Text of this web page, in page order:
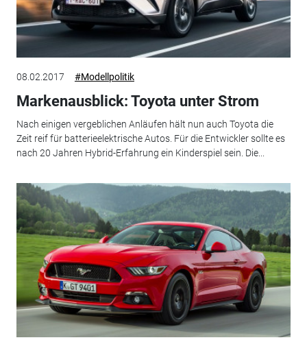
08.02.2017 #Modellpolitik
Markenausblick: Toyota unter Strom
Nach einigen vergeblichen Anläufen hält nun auch Toyota die
Zeit reif für batterieelektrische Autos. Für die Entwickler sollte es
nach 20 Jahren Hybrid-Erfahrung ein Kinderspiel sein. Die...